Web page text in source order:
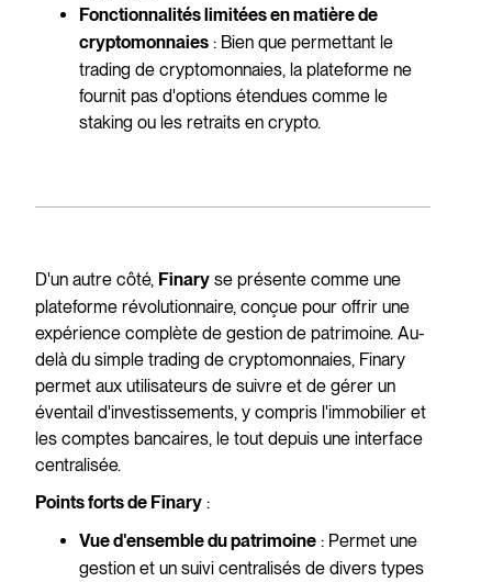
Fonctionnalités limitées en matière de
cryptomonnaies : Bien que permettant le
trading de cryptomonnaies, la plateforme ne
fournit pas d'options étendues comme le
staking ou les retraits en crypto.
D'un autre côté, Finary se présente comme une
plateforme révolutionnaire, conçue pour offrir une
expérience complète de gestion de patrimoine. Au-
delà du simple trading de cryptomonnaies, Finary
permet aux utilisateurs de suivre et de gérer un
éventail d'investissements, y compris l'immobilier et
les comptes bancaires, le tout depuis une interface
centralisée.
Points forts de Finary :
Vue d'ensemble du patrimoine : Permet une
gestion et un suivi centralisés de divers types